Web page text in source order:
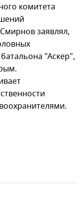
комитета
заявлял,
"Аскер",